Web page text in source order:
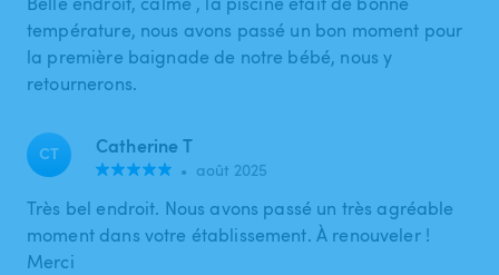
température, nous avons passé un bon moment pour
la première baignade de notre bébé, nous y
retournerons.
CT Catherine T
• août 2025
Très bel endroit. Nous avons passé un très agréable
moment dans votre établissement. À renouveler !
Merci